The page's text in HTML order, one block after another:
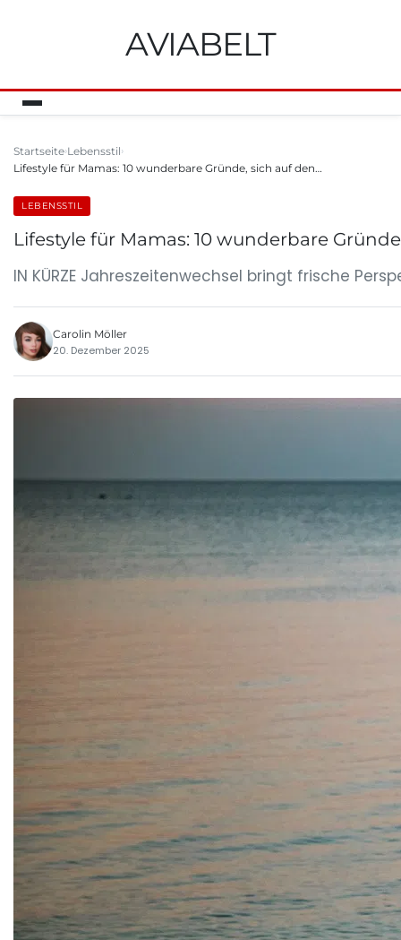
AVIABELT
Startseite Lebensstil
Lifestyle für Mamas: 10 wunderbare Gründe, sich auf den…
LEBENSSTIL
Lifestyle für Mamas: 10 wunderbare
IN KÜRZE Jahreszeitenwechsel bringt frische
Carolin Möller
20. Dezember 2025